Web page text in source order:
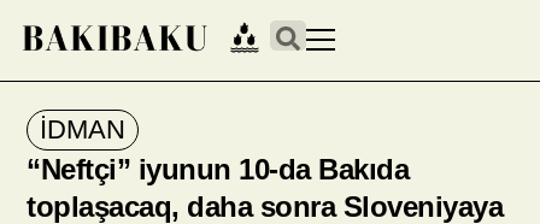
İDMAN
“Neftçi” iyunun 10-da Bakıda
toplaşacaq, daha sonra Sloveniyaya